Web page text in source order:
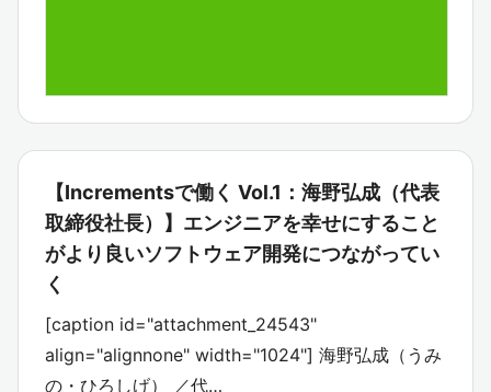
【Incrementsで働く Vol.1：海野弘成（代表
取締役社長）】エンジニアを幸せにすること
がより良いソフトウェア開発につながってい
く
[caption id="attachment_24543"
align="alignnone" width="1024"] 海野弘成（うみ
の・ひろしげ） ／代…